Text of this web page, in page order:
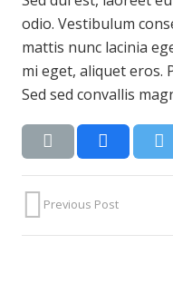
odio. Vestibulum
mattis nunc lacinia
mi eget, aliquet eros.
Sed sed convallis
Previous Post